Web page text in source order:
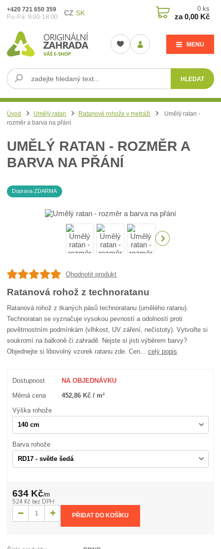
CZ SK
MENU
HLEDAT
+420 721 650 359
Po-Pá: 9:00-18:00
0 ks
za0,00 Kč
Úvod Umělý ratan Ratanové rohože v metráži
Umělý ratan -
rozměr a barva na přání
UMĚLÝ RATAN - ROZMĚR A
BARVA NA PŘÁNÍ
Doprava ZDARMA
Ohodnotit produkt
Ratanová rohož z technoratanu
Ratanová rohož z tkaných pásů technoratanu (umělého ratanu).
Technoratan se vyznačuje vysokou pevností a odolností proti
povětrnostním podmínkám (vlhkost, UV záření, nečistoty). Vytvořte si
soukromí na balkoně či zahradě. Nejste si jisti výběrem barvy?
Objednejte si libovolný vzorek ratanu zde. Cen...celý popis
Dostupnost NA OBJEDNÁVKU
Měrná cena 452,86 Kč / m²
Výška rohože
Barva rohože
634 Kč/m
524 Kč bez DPH
PŘIDAT DO KOŠÍKU